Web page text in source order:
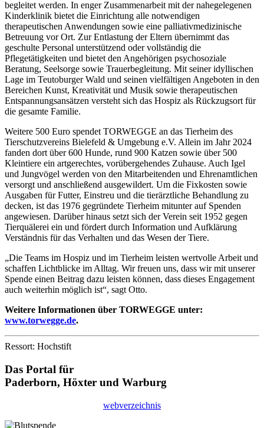
begleitet werden. In enger Zusammenarbeit mit der nahegelegenen
Kinderklinik bietet die Einrichtung alle notwendigen
therapeutischen Anwendungen sowie eine palliativmedizinische
Betreuung vor Ort. Zur Entlastung der Eltern übernimmt das
geschulte Personal unterstützend oder vollständig die
Pflegetätigkeiten und bietet den Angehörigen psychosoziale
Beratung, Seelsorge sowie Trauerbegleitung. Mit seiner idyllischen
Lage im Teutoburger Wald und seinen vielfältigen Angeboten in den
Bereichen Kunst, Kreativität und Musik sowie therapeutischen
Entspannungsansätzen versteht sich das Hospiz als Rückzugsort für
die gesamte Familie.
Weitere 500 Euro spendet TORWEGGE an das Tierheim des
Tierschutzvereins Bielefeld & Umgebung e.V. Allein im Jahr 2024
fanden dort über 600 Hunde, rund 900 Katzen sowie über 500
Kleintiere ein artgerechtes, vorübergehendes Zuhause. Auch Igel
und Jungvögel werden von den Mitarbeitenden und Ehrenamtlichen
versorgt und anschließend ausgewildert. Um die Fixkosten sowie
Ausgaben für Futter, Einstreu und die tierärztliche Behandlung zu
decken, ist das 1976 gegründete Tierheim mitunter auf Spenden
angewiesen. Darüber hinaus setzt sich der Verein seit 1952 gegen
Tierquälerei ein und fördert durch Information und Aufklärung
Verständnis für das Verhalten und das Wesen der Tiere.
„Die Teams im Hospiz und im Tierheim leisten wertvolle Arbeit und
schaffen Lichtblicke im Alltag. Wir freuen uns, dass wir mit unserer
Spende einen Beitrag dazu leisten können, dass dieses Engagement
auch weiterhin möglich ist“, sagt Otto.
Weitere Informationen über TORWEGGE unter:
www.torwegge.de.
Ressort: Hochstift
Das Portal für
Paderborn, Höxter und Warburg
webverzeichnis